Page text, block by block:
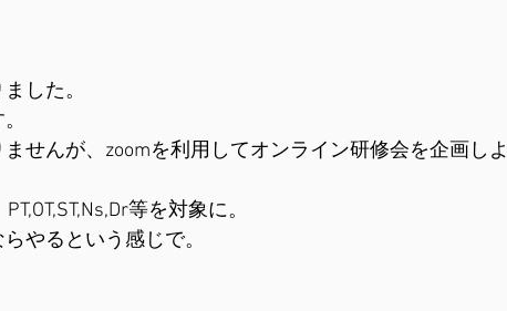
した。
せんが、zoomを利用してオンライン研修会を企画しよ
等を対象に。
やるという感じで。